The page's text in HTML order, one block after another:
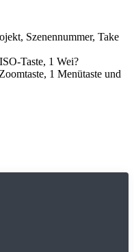
Szenennummer, Take
Taste, 1 Wei?
1 Menütaste und